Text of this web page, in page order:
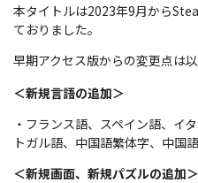
本タイトルは2023年9月から
ておりました。
早期アクセス版からの変更点は以
＜新規言語の追加＞
・フランス語、スペイン語、イ
トガル語、中国語繁体字、中国
＜新規画面、新規パズルの追加＞